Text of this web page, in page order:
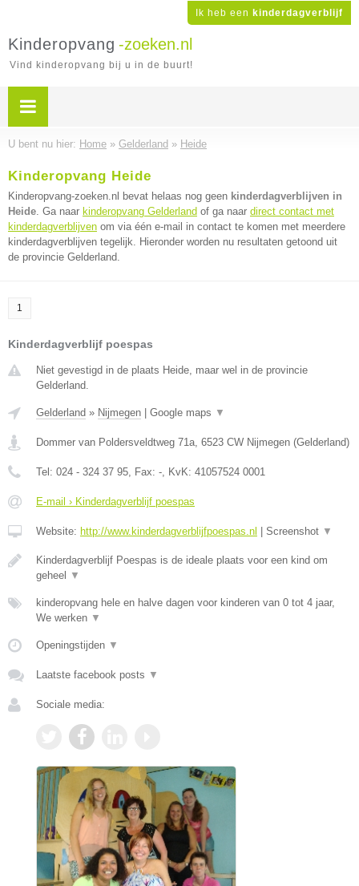
Ik heb een kinderdagverblijf
Kinderopvang -zoeken.nl
Vind kinderopvang bij u in de buurt!
U bent nu hier: Home » Gelderland » Heide
Kinderopvang Heide
Kinderopvang-zoeken.nl bevat helaas nog geen kinderdagverblijven in
Heide. Ga naar kinderopvang Gelderland of ga naar direct contact met
kinderdagverblijven om via één e-mail in contact te komen met meerdere
kinderdagverblijven tegelijk. Hieronder worden nu resultaten getoond uit
de provincie Gelderland.
1
Kinderdagverblijf poespas
Niet gevestigd in de plaats Heide, maar wel in de provincie
Gelderland.
Gelderland » Nijmegen Google maps ▼
Dommer van Poldersveldtweg 71a, 6523 CW Nijmegen (Gelderland)
Tel: 024 - 324 37 95, Fax: -, KvK: 41057524 0001
E-mail › Kinderdagverblijf poespas
Website: http://www.kinderdagverblijfpoespas.nl Screenshot ▼
Kinderdagverblijf Poespas is de ideale plaats voor een kind om
geheel
▼
kinderopvang hele en halve dagen voor kinderen van 0 tot 4 jaar,
We werken ▼
Openingstijden ▼
Laatste facebook posts ▼
Sociale media: